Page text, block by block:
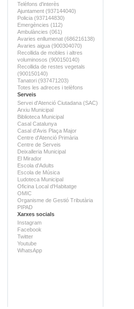
Telèfons d'interès
Ajuntament (937144040)
Policia (937144830)
Emergències (112)
Ambulàncies (061)
Avaries enllumenat (686216138)
Avaries aigua (900304070)
Recollida de mobles i altres
voluminosos (900150140)
Recollida de restes vegetals
(900150140)
Tanatori (937471203)
Totes les adreces i telèfons
Serveis
Servei d'Atenció Ciutadana (SAC)
Arxiu Municipal
Biblioteca Municipal
Casal Catalunya
Casal d'Avis Plaça Major
Centre d'Atenció Primària
Centre de Serveis
Deixalleria Municipal
El Mirador
Escola d'Adults
Escola de Música
Ludoteca Municipal
Oficina Local d'Habitatge
OMIC
Organisme de Gestió Tributària
PIPAD
Xarxes socials
Instagram
Facebook
Twitter
Youtube
WhatsApp